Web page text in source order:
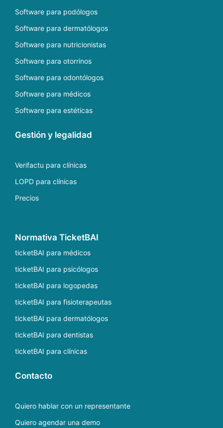
Software para podólogos
Software para dermatólogos
Software para nutricionistas
Software para otorrinos
Software para odontólogos
Software para médicos
Software para estéticas
Gestión y legalidad
Verifactu para clínicas
LOPD para clínicas
Precios
Normativa TicketBAI
ticketBAI para médicos
ticketBAI para psicólogos
ticketBAI para logopedas
ticketBAI para fisioterapeutas
ticketBAI para dermatólogos
ticketBAI para dentistas
ticketBAI para clínicas
Contacto
Quiero hablar con un representante
Quiero agendar una demo